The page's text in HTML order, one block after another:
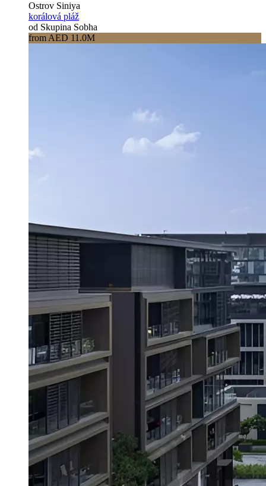
Ostrov Siniya
korálová pláž
od Skupina Sobha
from AED 11.0M